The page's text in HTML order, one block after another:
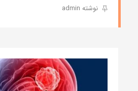
نوشته admin